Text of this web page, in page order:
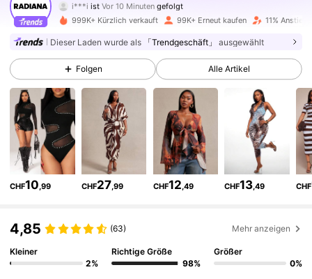
k***yist am Durchsuchen
4,76
199K Follower
4,76
4,76 199K Follower
199K Follower
199K Follower
999K+ Kürzlich verkauft 99K+ Erneut kaufen 11% Anstieg
Dieser Laden wurde als 「Trendgeschäft」 ausgewählt
Folgen Alle Artikel
CHF10 ,99 CHF27 ,99 CHF12 ,49 CHF13 ,49 CHF
4,85 (63) Mehr anzeigen
Kleiner
2%
Richtige Größe
98%
Größer
0%